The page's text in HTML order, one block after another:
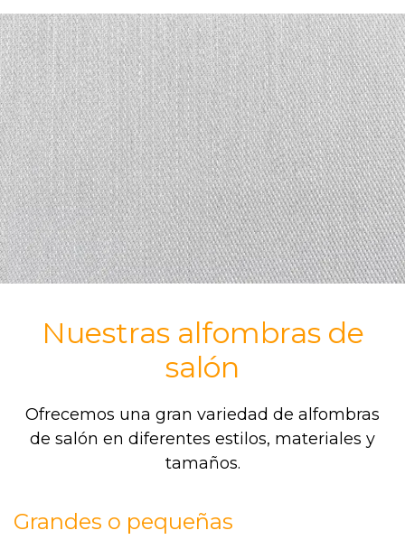
Nuestras alfombras de
salón
Ofrecemos una gran variedad de alfombras
de salón en diferentes estilos, materiales y
tamaños.
Grandes o pequeñas